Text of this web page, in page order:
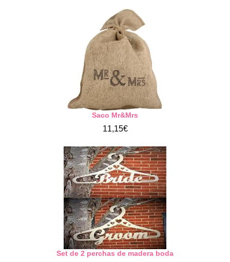
Saco Mr&Mrs
11,15€
Set de 2 perchas de madera boda